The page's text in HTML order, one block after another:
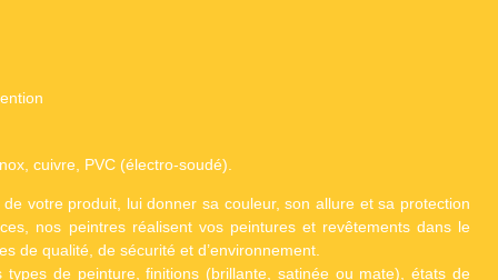
cuivre, PVC (électro-soudé).
votre produit, lui donner sa couleur, son allure et sa protection
nos peintres réalisent vos peintures et revêtements dans le
de qualité, de sécurité et d’environnement.
types de peinture, finitions (brillante, satinée ou mate), états de